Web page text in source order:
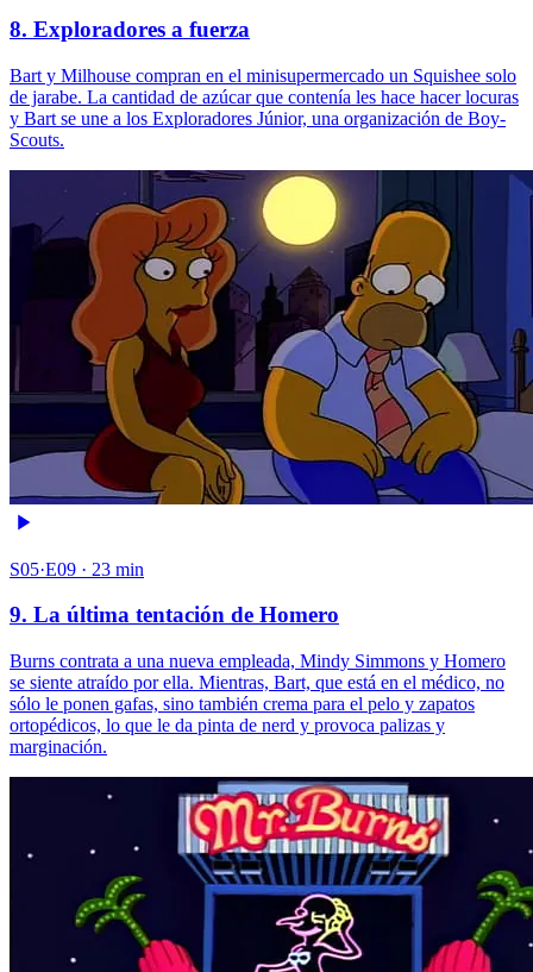
8. Exploradores a fuerza
Bart y Milhouse compran en el minisupermercado un Squishee solo
de jarabe. La cantidad de azúcar que contenía les hace hacer locuras
y Bart se une a los Exploradores Júnior, una organización de Boy-
Scouts.
S05·E09 · 23 min
9. La última tentación de Homero
Burns contrata a una nueva empleada, Mindy Simmons y Homero
se siente atraído por ella. Mientras, Bart, que está en el médico, no
sólo le ponen gafas, sino también crema para el pelo y zapatos
ortopédicos, lo que le da pinta de nerd y provoca palizas y
marginación.